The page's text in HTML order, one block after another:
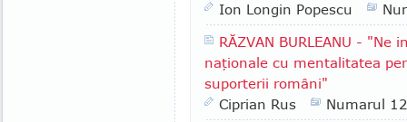
Ion Longin Popescu
RĂZVAN BURLEANU -
naţionale cu mentalitatea
suporterii români"
Ciprian Rus
Numarul